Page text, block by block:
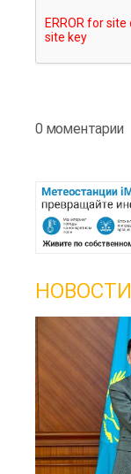
0 моментарии
НОВОСТИ